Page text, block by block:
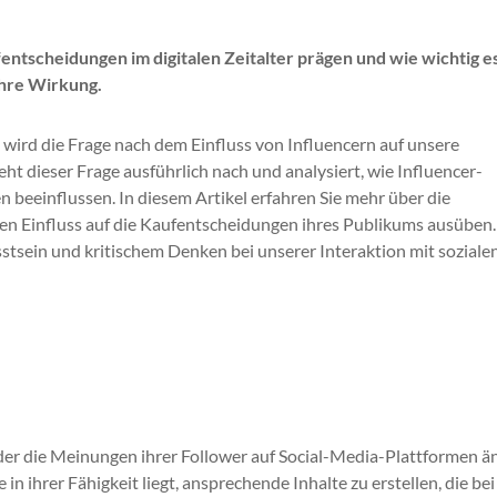
im digitalen Zeitalter prägen und wie wichtig
Wirkung.
die Frage nach dem Einfluss von Influencern auf unsere
dieser Frage ausführlich nach und analysiert, wie Influencer-
In diesem Artikel erfahren Sie mehr über die
Einfluss auf die Kaufentscheidungen ihres Publikums
und kritischem Denken bei unserer Interaktion mit
die Meinungen ihrer Follower auf Social-Media-Plattformen
in ihrer Fähigkeit liegt, ansprechende Inhalte zu erstellen, die